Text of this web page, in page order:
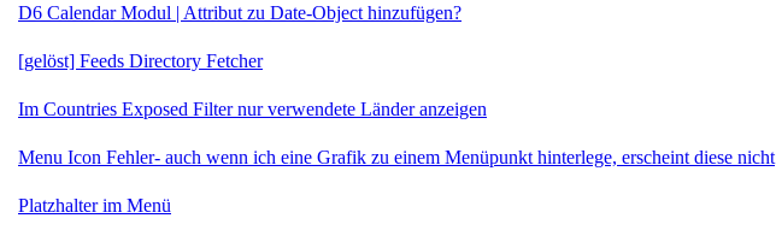
D6 Calendar Modul | Attribut zu Date-Object hinzufügen?
[gelöst] Feeds Directory Fetcher
Im Countries Exposed Filter nur verwendete Länder anzeigen
Menu Icon Fehler- auch wenn ich eine Grafik zu einem Menüpunkt hinterlege, erscheint diese nicht
Platzhalter im Menü